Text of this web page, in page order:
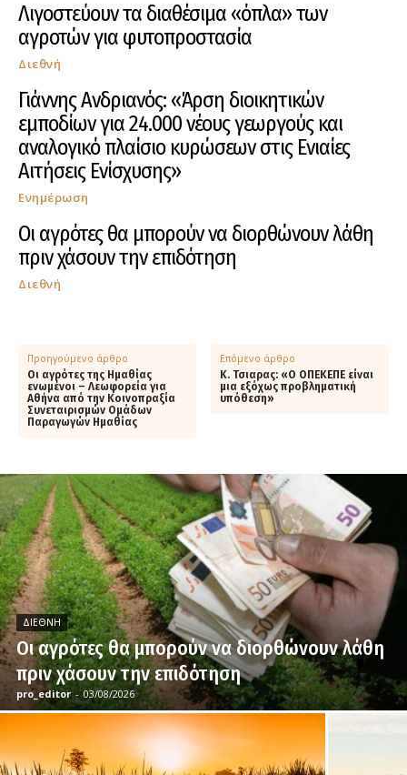
Λιγοστεύουν τα διαθέσιμα «όπλα» των
αγροτών για φυτοπροστασία
Διεθνή
Γιάννης Ανδριανός: «Άρση διοικητικών
εμποδίων για 24.000 νέους γεωργούς και
αναλογικό πλαίσιο κυρώσεων στις Ενιαίες
Αιτήσεις Ενίσχυσης»
Ενημέρωση
Οι αγρότες θα μπορούν να διορθώνουν λάθη
πριν χάσουν την επιδότηση
Διεθνή
Προηγούμενο άρθρο
Οι αγρότες της Ημαθίας
ενωμένοι – Λεωφορεία για
Αθήνα από την Κοινοπραξία
Συνεταιρισμών Ομάδων
Παραγωγών Ημαθίας
Επόμενο άρθρο
Κ. Τσιαρας: «Ο ΟΠΕΚΕΠΕ είναι
μια εξόχως προβληματική
υπόθεση»
ΔΙΕΘΝΉ
Οι αγρότες θα μπορούν να διορθώνουν λάθη
πριν χάσουν την επιδότηση
pro_editor - 03/08/2026